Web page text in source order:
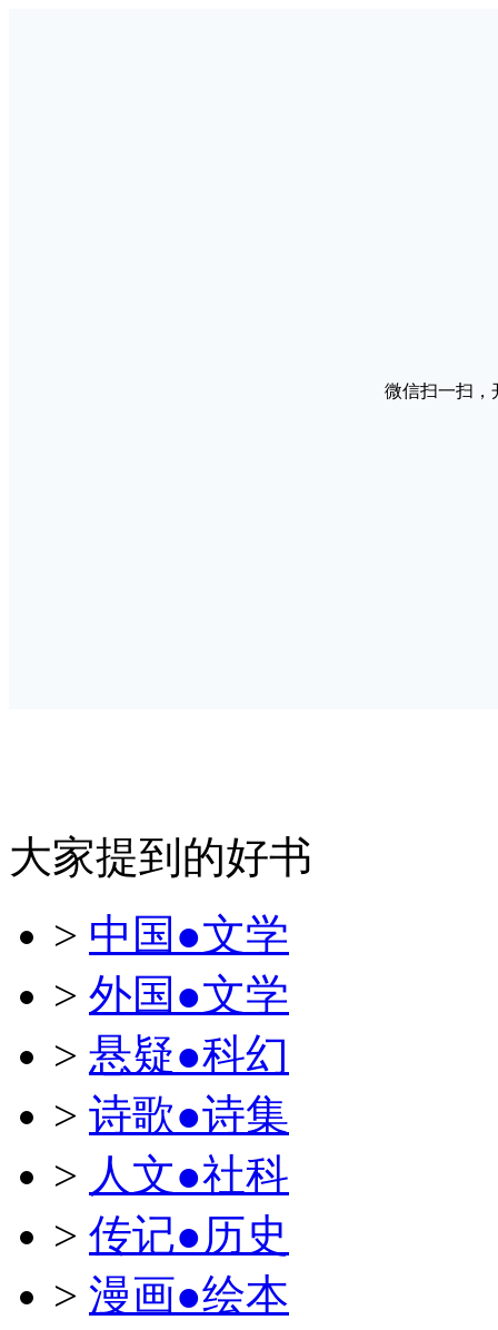
微信扫一扫，
大家提到的好书
> 中国●文学
> 外国●文学
> 悬疑●科幻
> 诗歌●诗集
> 人文●社科
> 传记●历史
> 漫画●绘本